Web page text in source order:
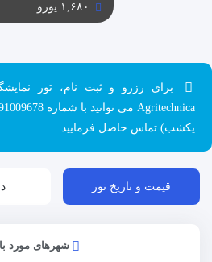
۱,۶۸۰ یورو
برای رزرو و ثبت نام، تور
یکشب) تماس حاصل فرمایید.
قیمت و تاریخ تور
شهرهای مورد